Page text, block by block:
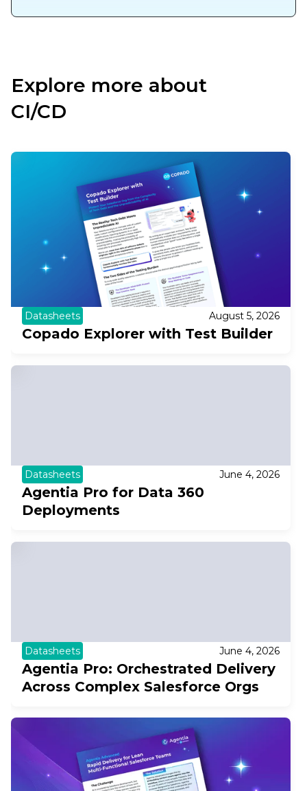
Explore more about
CI/CD
Datasheets August 5, 2026
Copado Explorer with Test Builder
Datasheets June 4, 2026
Agentia Pro for Data 360
Deployments
Datasheets June 4, 2026
Agentia Pro: Orchestrated Delivery
Across Complex Salesforce Orgs